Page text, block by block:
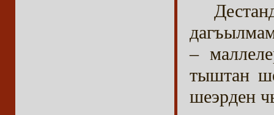
–
тыштан
шеэрден